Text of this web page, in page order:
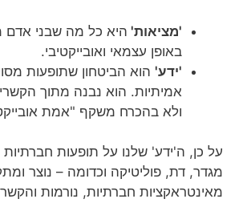
'מציאות' היא כל מה שבני אדם
באופן עצמאי ואובייקטיבי.
'ידע' הוא הביטחון שתופעות
אמיתיות. הוא נבנה מתוך
ולא בהכרח משקף "אמת
על כן, ה'ידע' שלנו על תופעות
מגדר, דת, פוליטיקה וכדומה – נוצר
מאינטראקציות חברתיות, נורמות